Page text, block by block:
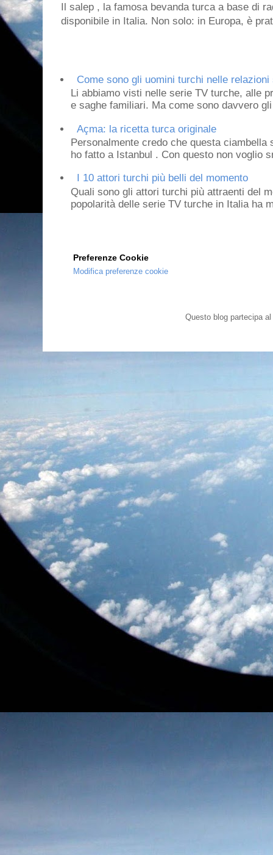
Il salep , la famosa bevanda turca a base di
disponibile in Italia. Non solo: in Europa, è
Come sono gli uomini turchi nelle
Li abbiamo visti nelle serie TV turche, alle
e saghe familiari. Ma come sono davvero
Açma: la ricetta turca originale
Personalmente credo che questa
ho fatto a Istanbul . Con questo non voglio
I 10 attori turchi più belli del momento
Quali sono gli attori turchi più attraenti del
popolarità delle serie TV turche in Italia ha
Preferenze Cookie
Modifica preferenze cookie
Questo blog partecipa